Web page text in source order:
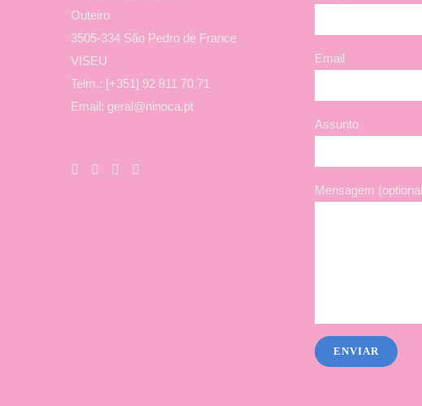
Outeiro
3505-334 São Pedro de France
VISEU
Telm.: [+351] 92 811 70 71
Email: geral@ninoca.pt
Email
Assunto
Mensagem